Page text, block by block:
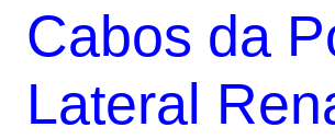
original
R$2.929,47.
Cabos da
Lateral